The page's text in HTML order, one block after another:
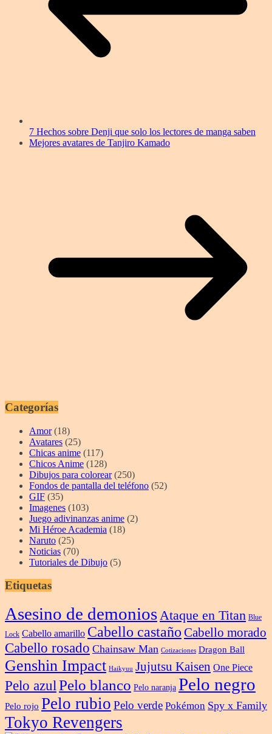
7 Hechos sobre Denji que solo los lectores de manga saben
Mejores avatares de Tanjiro Kamado
Categorías
Amor(18)
Avatares (25)
Chicas anime (117)
Chicos Anime (128)
Dibujos para colorear(250)
Fondos de pantalla del teléfono (52)
GIF (35)
Imagenes (103)
Juego adivinanzas anime (2)
Mi Héroe Academia (18)
Naruto (25)
Noticias (70)
Tutoriales de Dibujo (5)
Etiquetas
Asesino de demoniosAtaque en Titan Blue
Lock Cabello amarillo Cabello castaño Cabello morado
Cabello rosado Chainsaw Man Cotizaciones Dragon Ball
Genshin Impact Haikyuu Jujutsu Kaisen One Piece
Pelo azulPelo blanco Pelo naranja Pelo negro
Pelo rojo Pelo rubio Pelo verde Pokémon Spy x Family
Tokyo Revengers